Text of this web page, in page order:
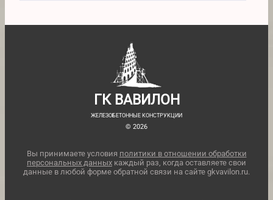
ГК ВАВИЛОН
ЖЕЛЕЗОБЕТОННЫЕ КОНСТРУКЦИИ
© 2026
Вы принимаете условия политики в отношении обработки
персональных данных каждый раз, когда оставляете свои
данные в любой форме обратной связи на сайте gkvavilon.ru.